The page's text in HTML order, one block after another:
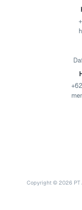
Copyright © 2026 PT